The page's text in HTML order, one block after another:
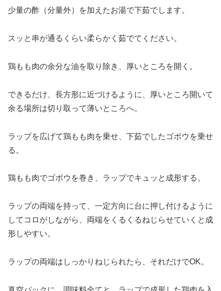
少量の酢（分量外）を加えたお湯で下茹でします。
スッと串が通るくらい柔らかく茹でてください。
鶏もも肉の余分な油を取り除き、厚いところを開く。
できるだけ、長方形に近づけるように、厚いところ開いて
余る場所は切り取って薄いところへ。
ラップを広げて鶏もも肉を乗せ、下茹でしたゴボウを乗せ
る。
鶏もも肉でゴボウを巻き、ラップでキュッと成形する。
ラップの両端を持って、一定方向に台に押し付けるように
してコロがしながら、両端をくるくるねじらせていくと成
形しやすい。
ラップの両端はしっかりねじられたら、それだけでOK。